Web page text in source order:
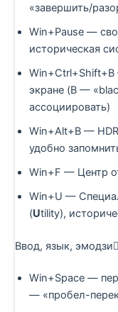
«завершить/
Win+Pause —
историческая
Win+Ctrl+Shift+B
экране (B —
ассоциировать)
Win+Alt+B —
удобно
Win+F — Центр
Win+U —
(Utility),
Ввод, язык,
Win+Space —
— «пробел-